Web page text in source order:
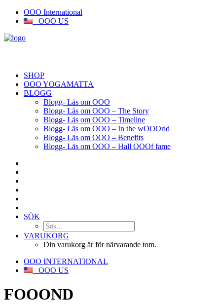
OOO International
OOO US
SHOP
OOO YOGAMATTA
BLOGG
Blogg- Läs om OOO
Blogg- Läs om OOO – The Story
Blogg- Läs om OOO – Timeline
Blogg- Läs om OOO – In the wOOOrld
Blogg- Läs om OOO – Benefits
Blogg- Läs om OOO – Hall OOOf fame
SÖK
VARUKORG
Din varukorg är för närvarande tom.
OOO INTERNATIONAL
OOO US
FOOOND